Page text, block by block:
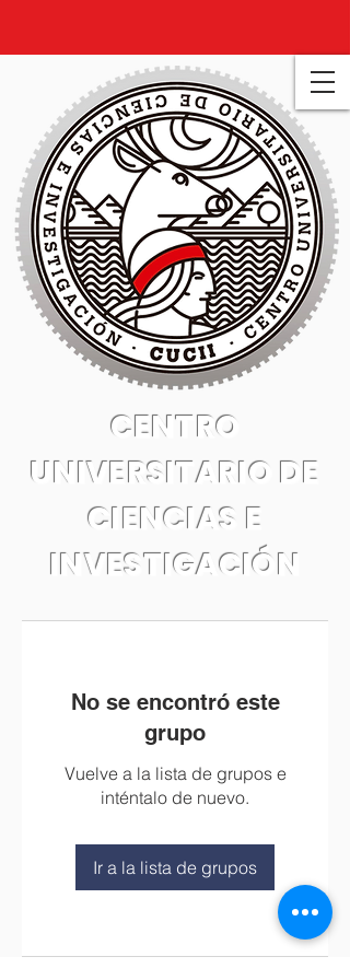
CENTRO
UNIVERSITARIO DE
CIENCIAS E
INVESTIGACIÓN
No se encontró este
grupo
Vuelve a la lista de grupos e
inténtalo de nuevo.
Ir a la lista de grupos